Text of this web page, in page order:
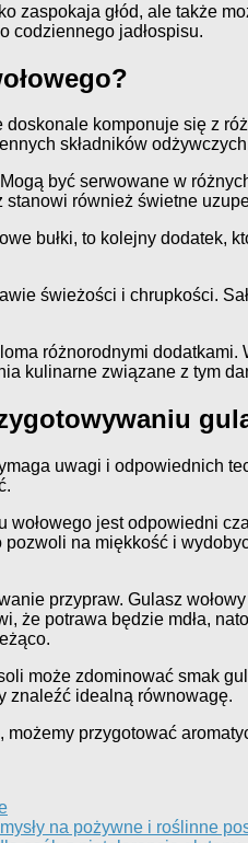
zaspokaja głód, ale także
codziennego jadłospisu.
doskonale komponuje się z
składników
być serwowane w
również świetne
bułki, to kolejny dodatek,
świeżości i chrupkości.
różnorodnymi
kulinarne związane z tym
uwagi i odpowiednich
jest odpowiedni
na miękkość i
przypraw. Gulasz
że potrawa będzie mdła,
może zdominować smak
znaleźć idealną równowagę.
przygotować
na pożywne i roślinne